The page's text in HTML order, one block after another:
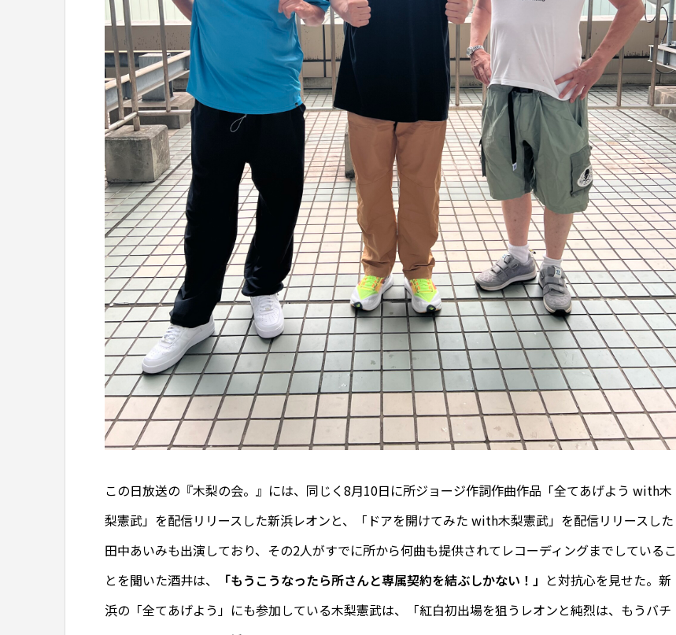
この日放送の『木梨の会。』には、同じく8月10日に所ジョージ作詞作曲作品「全てあげよう with木
梨憲武」を配信リリースした新浜レオンと、「ドアを開けてみた with木梨憲武」を配信リリースした
田中あいみも出演しており、その2人がすでに所から何曲も提供されてレコーディングまでしているこ
とを聞いた酒井は、
「もうこうなったら所さんと専属契約を結ぶしかない！」 と対抗心を見せた。新
浜の「全てあげよう」にも参加している木梨憲武は、「紅白初出場を狙うレオンと純烈は、もうバチ